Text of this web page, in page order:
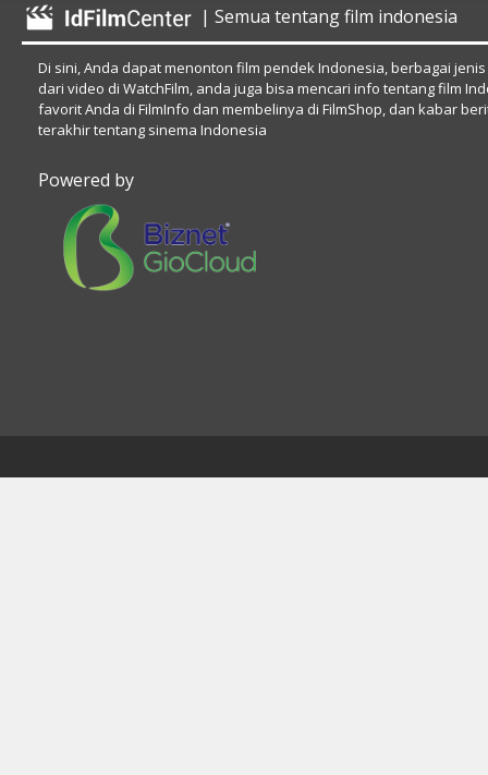
| Semua tentang film indonesia
Di sini, Anda dapat menonton film pendek Indonesia, berbagai
dari video di WatchFilm, anda juga bisa mencari info tentang film
favorit Anda di FilmInfo dan membelinya di FilmShop, dan kabar
terakhir tentang sinema Indonesia
Powered by